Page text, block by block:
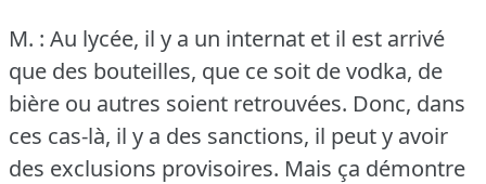
M. : Au lycée, il y a un internat et il est arrivé
que des bouteilles, que ce soit de vodka, de
bière ou autres soient retrouvées. Donc, dans
ces cas-là, il y a des sanctions, il peut y avoir
des exclusions provisoires. Mais ça démontre